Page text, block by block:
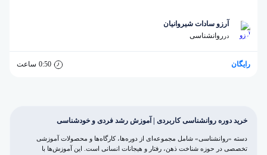
آرزو سادات شیروانیان
در روانشناسی
رایگان 0:50 ساعت
خرید دوره روانشناسی کاربردی | آموزش رشد فردی و خودشناسی
دسته «روانشناسی» شامل مجموعه‌ای از دوره‌ها، کارگاه‌ها و محصولات آموزشی
تخصصی در حوزه شناخت ذهن، رفتار و هیجانات انسانی است. این آموزش‌ها با